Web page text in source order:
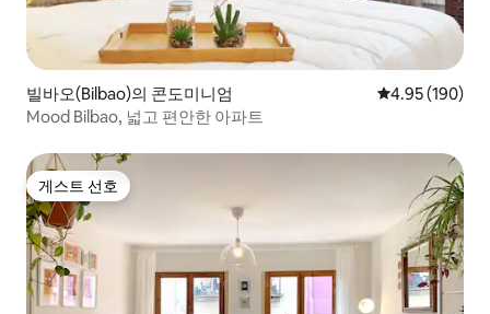
빌바오(Bilbao)의 콘도미니엄 평점 4.95점(5
4.95 (190)
Mood Bilbao, 넓고 편안한 아파트
게스트 선호
게스트 선호